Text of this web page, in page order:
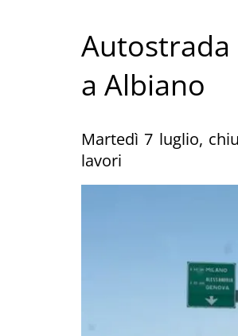
Autostrada
a Albiano
Martedì 7 luglio,
lavori